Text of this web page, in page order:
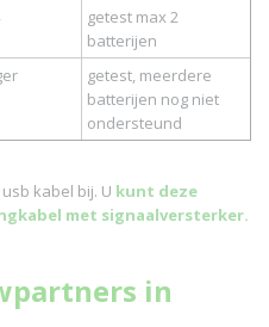
getest max 2
batterijen
getest, meerdere
batterijen nog niet
ondersteund
kabel bij. U kunt deze
met signaalversterker.
in